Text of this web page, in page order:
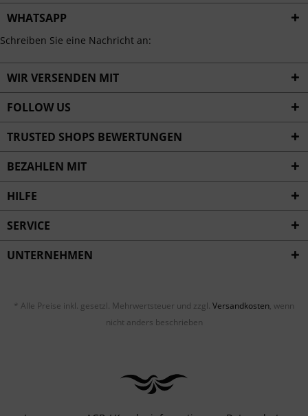
WHATSAPP
Schreiben Sie eine Nachricht an:
WIR VERSENDEN MIT
FOLLOW US
TRUSTED SHOPS BEWERTUNGEN
BEZAHLEN MIT
HILFE
SERVICE
UNTERNEHMEN
* Alle Preise inkl. gesetzl. Mehrwertsteuer und zzgl. Versandkosten, wenn
nicht anders beschrieben